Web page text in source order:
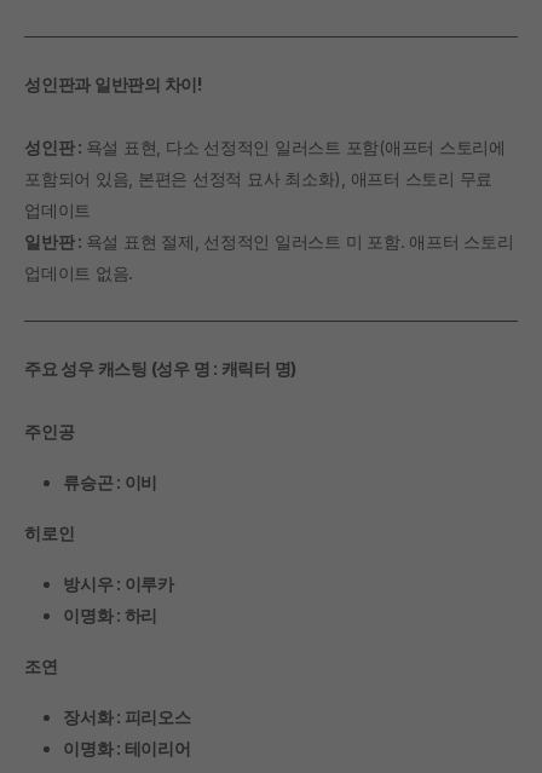
성인판과 일반판의 차이!
성인판 : 욕설 표현, 다소 선정적인 일러스트 포함(애프터 스토리에
포함되어 있음, 본편은 선정적 묘사 최소화), 애프터 스토리 무료
업데이트
일반판 : 욕설 표현 절제, 선정적인 일러스트 미 포함. 애프터 스토리
업데이트 없음.
주요 성우 캐스팅 (성우 명 : 캐릭터 명)
주인공
류승곤 : 이비
히로인
방시우 : 이루카
이명화 : 하리
조연
장서화 : 피리오스
이명화 : 테이리어